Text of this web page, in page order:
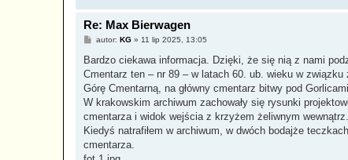
Re: Max Bierwagen
P
s
autor: KG» 11 lip 2025, 13:05
Bardzo ciekawa informacja. Dzięki, że się nią z nami
Cmentarz ten – nr 89 – w latach 60. ub. wieku w związku
Górę Cmentarną, na główny cmentarz bitwy pod
W krakowskim archiwum zachowały się rysunki
cmentarza i widok wejścia z krzyżem żeliwnym
Kiedyś natrafiłem w archiwum, w dwóch bodajże
cmentarza.